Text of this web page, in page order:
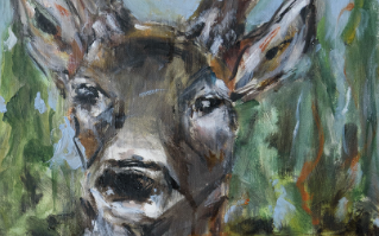
2026
REHBOCK